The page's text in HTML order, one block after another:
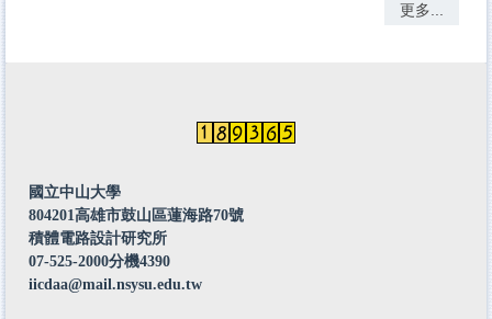
更多...
國立中山大學
804201高雄市鼓山區蓮海路70號
積體電路設計研究所
07-525-2000分機4390
iicdaa@mail.nsysu.edu.tw